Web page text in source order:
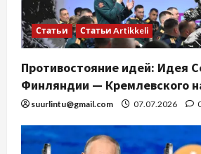
Статьи Статьи Artikkeli
Противостояние идей: Идея
Финляндии — Кремлевского
suurlintu@gmail.com 07.07.2026